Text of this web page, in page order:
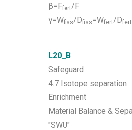
β=Ffert/F
γ=Wfiss/Dfiss=Wfert/Dfert
L20_B
Safeguard
4.7 Isotope separation
Enrichment
Material Balance &
"SWU"